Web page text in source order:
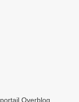
Overblog